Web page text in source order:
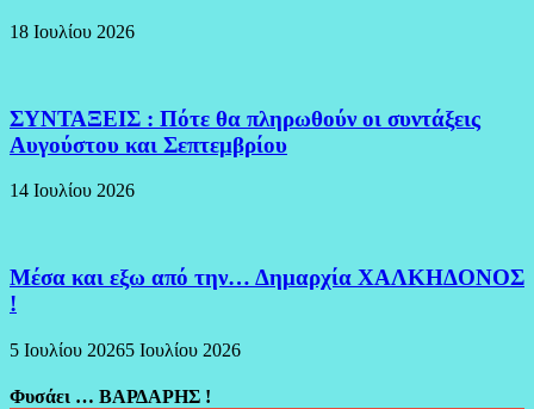
18 Ιουλίου 2026
ΣΥΝΤΑΞΕΙΣ : Πότε θα πληρωθούν οι συντάξεις
Αυγούστου και Σεπτεμβρίου
14 Ιουλίου 2026
Μέσα και εξω από την… Δημαρχία ΧΑΛΚΗΔΟΝΟΣ
!
5 Ιουλίου 20265 Ιουλίου 2026
Φυσάει … ΒΑΡΔΑΡΗΣ !